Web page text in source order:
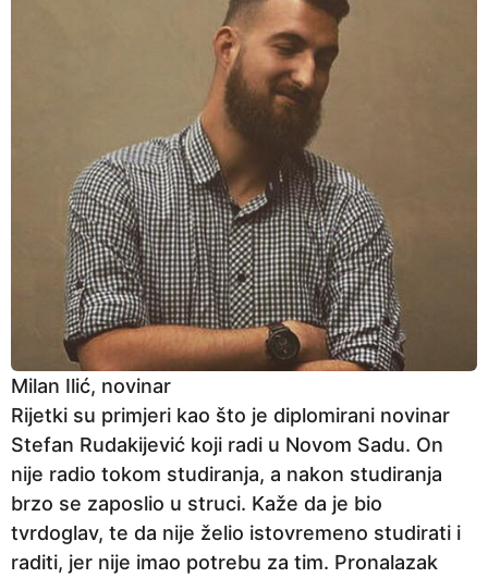
Milan Ilić, novinar
Rijetki su primjeri kao što je diplomirani novinar
Stefan Rudakijević koji radi u Novom Sadu. On
nije radio tokom studiranja, a nakon studiranja
brzo se zaposlio u struci. Kaže da je bio
tvrdoglav, te da nije želio istovremeno studirati i
raditi, jer nije imao potrebu za tim. Pronalazak